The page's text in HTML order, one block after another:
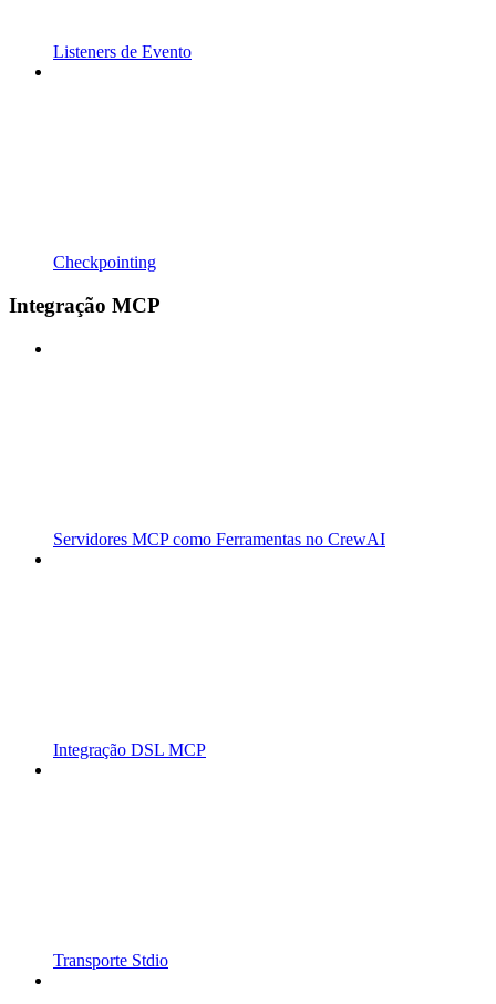
Listeners de Evento
Checkpointing
Integração MCP
Servidores MCP como Ferramentas no CrewAI
Integração DSL MCP
Transporte Stdio